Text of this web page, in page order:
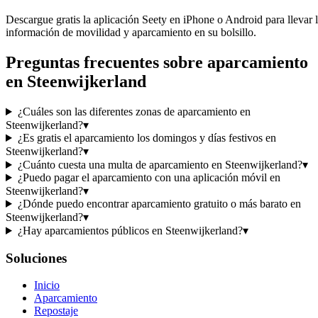
Descargue gratis la aplicación Seety en iPhone o Android para llevar
información de movilidad y aparcamiento en su bolsillo.
Preguntas frecuentes sobre aparcamiento
en Steenwijkerland
¿Cuáles son las diferentes zonas de aparcamiento en
Steenwijkerland?▾
¿Es gratis el aparcamiento los domingos y días festivos en
Steenwijkerland?▾
¿Cuánto cuesta una multa de aparcamiento en Steenwijkerland?▾
¿Puedo pagar el aparcamiento con una aplicación móvil en
Steenwijkerland?▾
¿Dónde puedo encontrar aparcamiento gratuito o más barato en
Steenwijkerland?▾
¿Hay aparcamientos públicos en Steenwijkerland?▾
Soluciones
Inicio
Aparcamiento
Repostaje